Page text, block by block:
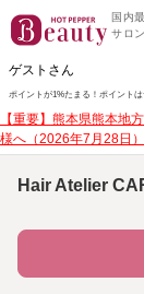
国内
サロ
ゲストさん
ポイントが1%たまる！ ポイントは
【重要】熊本県熊本地
様へ（2026年7月28日）
Hair Atelier